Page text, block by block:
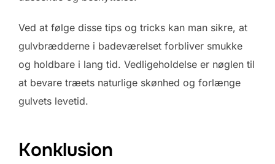
Ved at følge disse tips og tricks kan man sikre, at
gulvbrædderne i badeværelset forbliver smukke
og holdbare i lang tid. Vedligeholdelse er nøglen til
at bevare træets naturlige skønhed og forlænge
gulvets levetid.
Konklusion